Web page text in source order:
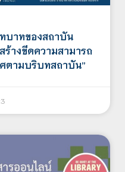
บาทของสถาบัน
ร้างขีดความสามารถ
ตามบริบทสถาบัน”